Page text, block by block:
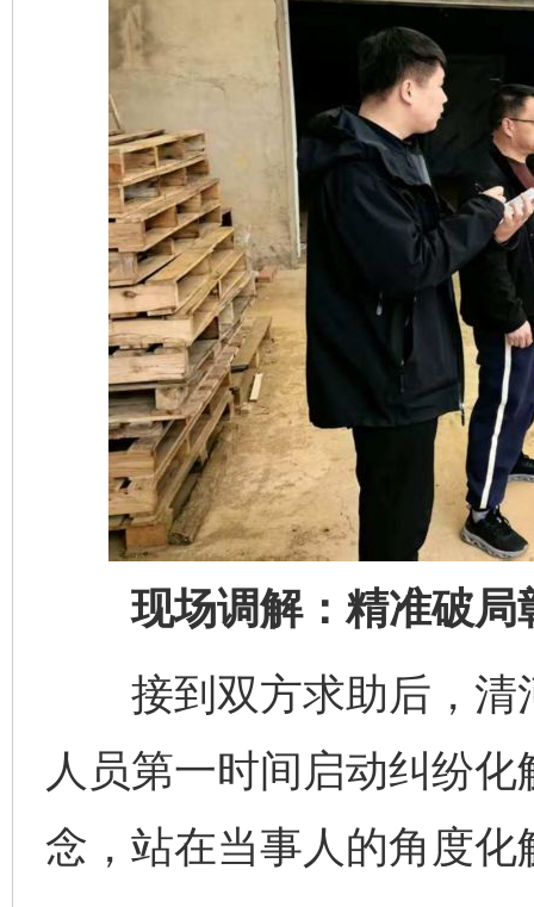
现场调解：精准破局
接到双方求助后，清
人员第一时间启动纠纷化
念，站在当事人的角度化